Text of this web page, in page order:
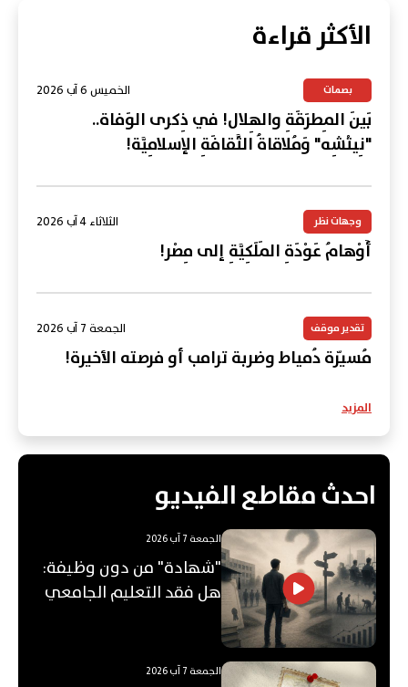
الأكثر قراءة
بصمات الخميس 6 آب 2026
بَينَ المِطرَقَةِ والهِلال! في ذِكرى الوَفاة..
"نِيتْشِه" وَمُلاقاةُ الثَّقافَةِ الإسلامِيَّة!
وجهات نظر الثلاثاء 4 آب 2026
أَوْهامُ عَوْدَةِ المَلَكِيَّةِ إلى مِصْر!
تقدير موقف الجمعة 7 آب 2026
مُسيّرة دُمياط وضربة ترامب أو فرصته الأخيرة!
المزيد
احدث مقاطع الفيديو
الجمعة 7 آب 2026
"شهادة" من دون وظيفة:
هل فقد التعليم الجامعي
الجمعة 7 آب 2026